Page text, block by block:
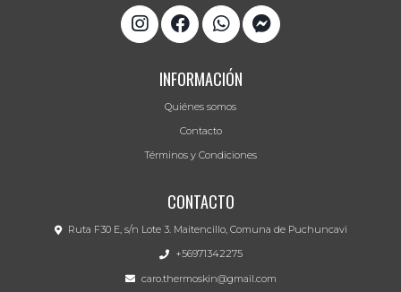
INFORMACIÓN
Quiénes somos
Contacto
Términos y Condiciones
CONTACTO
Ruta F30 E, s/n Lote 3. Maitencillo, Comuna de Puchuncavi
+56971342275
caro.thermoskin@gmail.com